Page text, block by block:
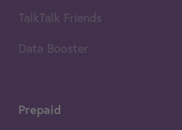
TalkTalk Friends
Data Booster
Prepaid